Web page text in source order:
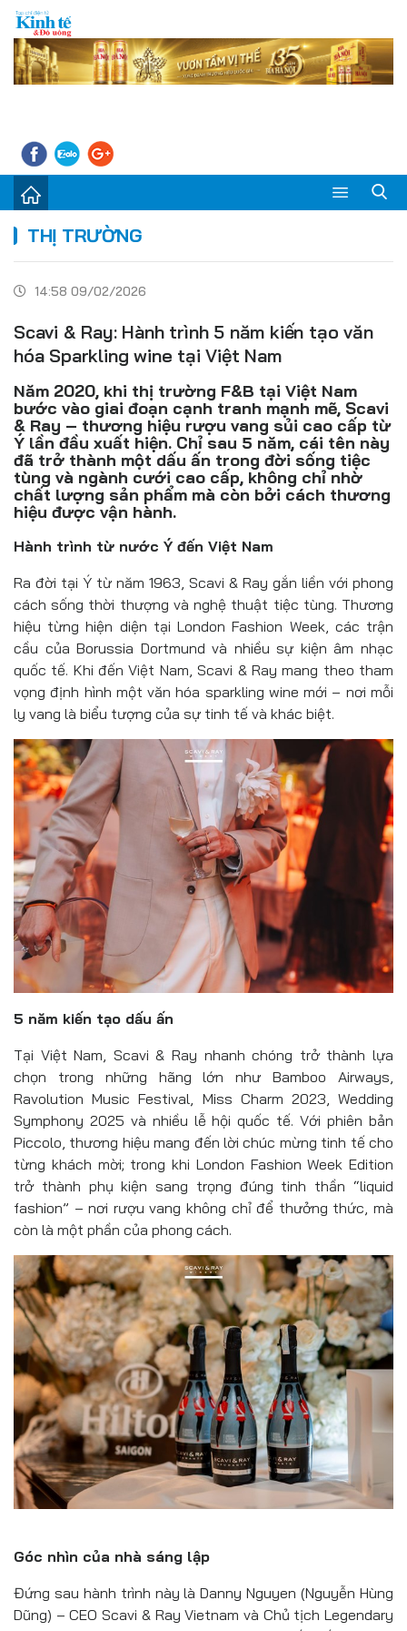
Kinh tế - Tiêu dùng
Đời sống
Thị trường
Đồ uống
Pháp luật
Khoa giáo
THỊ TRƯỜNG
14:58 09/02/2026
Scavi & Ray: Hành trình 5 năm kiến tạo văn
hóa Sparkling wine tại Việt Nam
Năm 2020, khi thị trường F&B tại Việt Nam
bước vào giai đoạn cạnh tranh mạnh mẽ, Scavi
& Ray – thương hiệu rượu vang sủi cao cấp từ
Ý lần đầu xuất hiện. Chỉ sau 5 năm, cái tên này
đã trở thành một dấu ấn trong đời sống tiệc
tùng và ngành cưới cao cấp, không chỉ nhờ
chất lượng sản phẩm mà còn bởi cách thương
hiệu được vận hành.
Hành trình từ nước Ý đến Việt Nam
Ra đời tại Ý từ năm 1963, Scavi & Ray gắn liền với phong
cách sống thời thượng và nghệ thuật tiệc tùng. Thương
hiệu từng hiện diện tại London Fashion Week, các trận
cầu của Borussia Dortmund và nhiều sự kiện âm nhạc
quốc tế. Khi đến Việt Nam, Scavi & Ray mang theo tham
vọng định hình một văn hóa sparkling wine mới – nơi mỗi
ly vang là biểu tượng của sự tinh tế và khác biệt.
5 năm kiến tạo dấu ấn
Tại Việt Nam, Scavi & Ray nhanh chóng trở thành lựa
chọn trong những hãng lớn như Bamboo Airways,
Ravolution Music Festival, Miss Charm 2023, Wedding
Symphony 2025 và nhiều lễ hội quốc tế. Với phiên bản
Piccolo, thương hiệu mang đến lời chúc mừng tinh tế cho
từng khách mời; trong khi London Fashion Week Edition
trở thành phụ kiện sang trọng đúng tinh thần “liquid
fashion” – nơi rượu vang không chỉ để thưởng thức, mà
còn là một phần của phong cách.
Góc nhìn của nhà sáng lập
Đứng sau hành trình này là Danny Nguyen (Nguyễn Hùng
Dũng) – CEO Scavi & Ray Vietnam và Chủ tịch Legendary